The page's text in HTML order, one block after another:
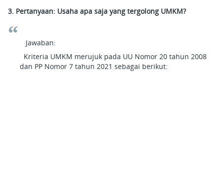
3. Pertanyaan: Usaha apa saja yang tergolong UMKM?
Jawaban:
Kriteria UMKM merujuk pada UU Nomor 20 tahun 2008
dan PP Nomor 7 tahun 2021 sebagai berikut: